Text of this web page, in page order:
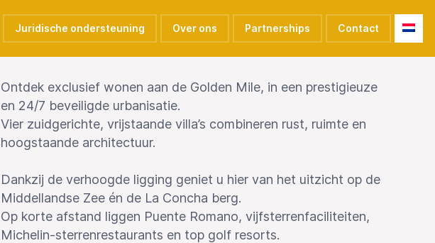
Juridische ondersteuning Over ons Partnerships Contact
Ontdek exclusief wonen aan de Golden Mile, in een prestigieuze
en 24/7 beveiligde urbanisatie.
Vier zuidgerichte, vrijstaande villa’s combineren rust, ruimte en
hoogstaande architectuur.
Dankzij de verhoogde ligging geniet u hier van het uitzicht op de
Middellandse Zee én de La Concha berg.
Op korte afstand liggen Puente Romano, vijfsterrenfaciliteiten,
Michelin-sterrenrestaurants en top golf resorts.